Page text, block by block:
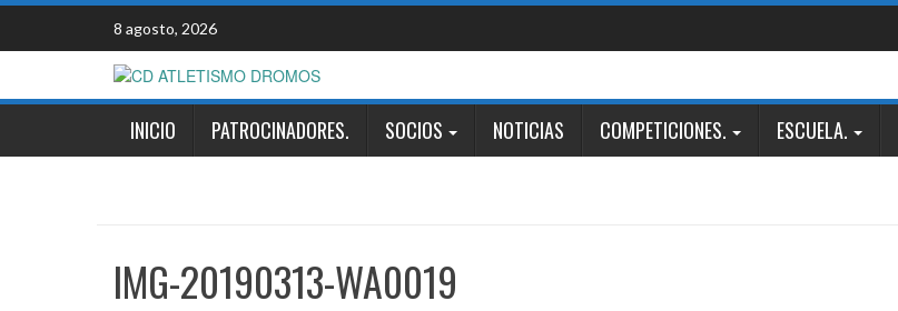
Skip
content
8 agosto, 2026
INICIO PATROCINADORES. SOCIOS NOTICIAS COMPETICIONES. ESCUELA.
IMG-20190313-WA0019